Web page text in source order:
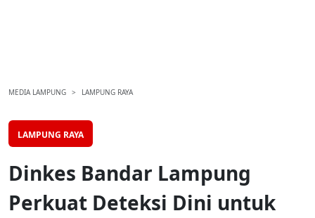
MEDIA LAMPUNG LAMPUNG RAYA
LAMPUNG RAYA
Dinkes Bandar Lampung
Perkuat Deteksi Dini untuk